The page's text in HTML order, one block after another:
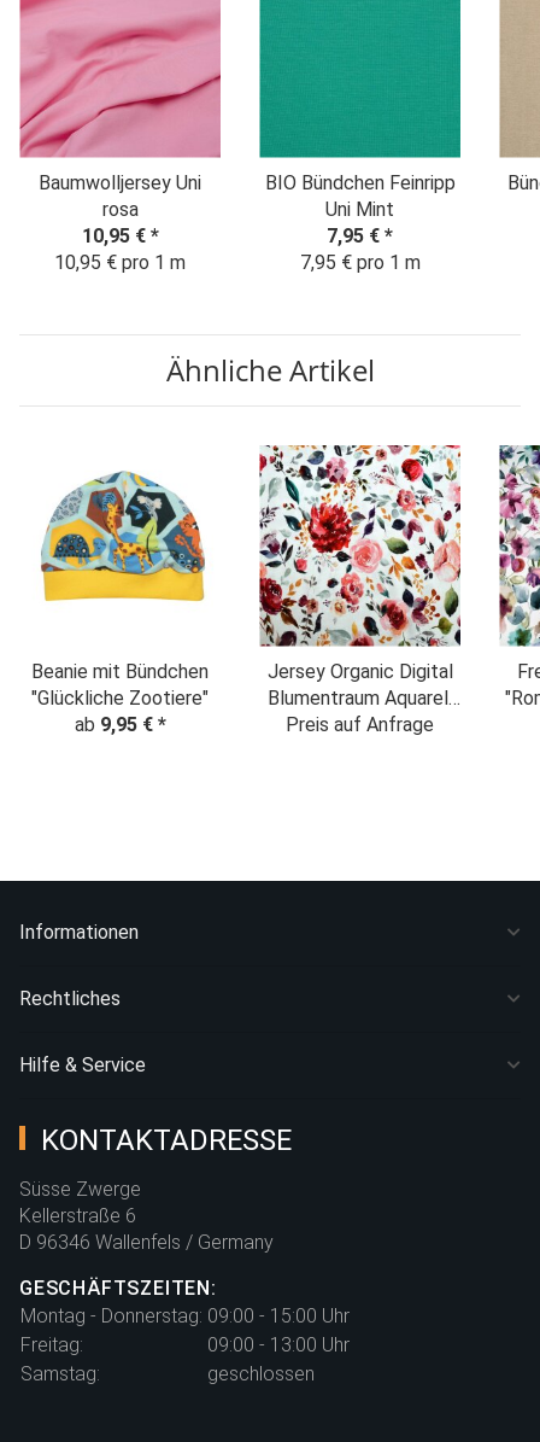
Baumwolljersey Uni
rosa
10,95 € *
10,95 € pro 1 m
BIO Bündchen Feinripp
Uni Mint
7,95 € *
7,95 € pro 1 m
Ähnliche Artikel
Beanie mit Bündchen
"Glückliche Zootiere"
ab 9,95 € *
Jersey Organic Digital
Blumentraum Aquarell
weiß
Preis auf Anfrage
Informationen
Rechtliches
Hilfe & Service
KONTAKTADRESSE
Süsse Zwerge
Kellerstraße 6
D 96346 Wallenfels / Germany
GESCHÄFTSZEITEN:
Montag - Donnerstag: 09:00 - 15:00 Uhr
Freitag:
09:00 - 13:00 Uhr
Samstag:
geschlossen